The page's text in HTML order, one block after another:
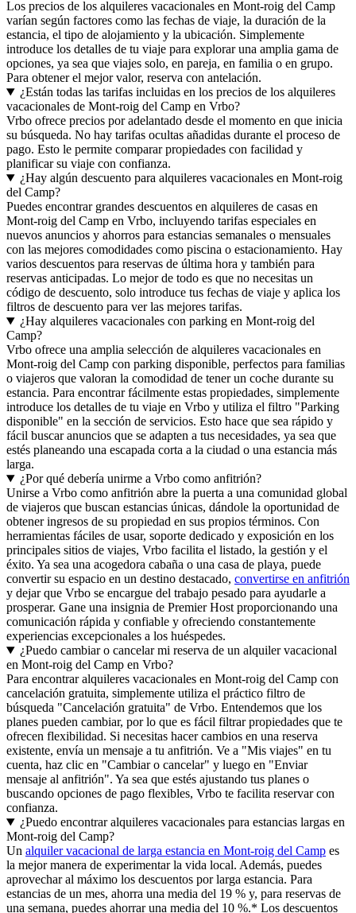
Los precios de los alquileres vacacionales en Mont-roig del Camp
varían según factores como las fechas de viaje, la duración de la
estancia, el tipo de alojamiento y la ubicación. Simplemente
introduce los detalles de tu viaje para explorar una amplia gama de
opciones, ya sea que viajes solo, en pareja, en familia o en grupo.
Para obtener el mejor valor, reserva con antelación.
¿Están todas las tarifas incluidas en los precios de los alquileres
vacacionales de Mont-roig del Camp en Vrbo?
Vrbo ofrece precios por adelantado desde el momento en que inicia
su búsqueda. No hay tarifas ocultas añadidas durante el proceso de
pago. Esto le permite comparar propiedades con facilidad y
planificar su viaje con confianza.
¿Hay algún descuento para alquileres vacacionales en Mont-roig
del Camp?
Puedes encontrar grandes descuentos en alquileres de casas en
Mont-roig del Camp en Vrbo, incluyendo tarifas especiales en
nuevos anuncios y ahorros para estancias semanales o mensuales
con las mejores comodidades como piscina o estacionamiento. Hay
varios descuentos para reservas de última hora y también para
reservas anticipadas. Lo mejor de todo es que no necesitas un
código de descuento, solo introduce tus fechas de viaje y aplica los
filtros de descuento para ver las mejores tarifas.
¿Hay alquileres vacacionales con parking en Mont-roig del
Camp?
Vrbo ofrece una amplia selección de alquileres vacacionales en
Mont-roig del Camp con parking disponible, perfectos para familias
o viajeros que valoran la comodidad de tener un coche durante su
estancia. Para encontrar fácilmente estas propiedades, simplemente
introduce los detalles de tu viaje en Vrbo y utiliza el filtro "Parking
disponible" en la sección de servicios. Esto hace que sea rápido y
fácil buscar anuncios que se adapten a tus necesidades, ya sea que
estés planeando una escapada corta a la ciudad o una estancia más
larga.
¿Por qué debería unirme a Vrbo como anfitrión?
Unirse a Vrbo como anfitrión abre la puerta a una comunidad global
de viajeros que buscan estancias únicas, dándole la oportunidad de
obtener ingresos de su propiedad en sus propios términos. Con
herramientas fáciles de usar, soporte dedicado y exposición en los
principales sitios de viajes, Vrbo facilita el listado, la gestión y el
éxito. Ya sea una acogedora cabaña o una casa de playa, puede
convertir su espacio en un destino destacado, convertirse en anfitrión
y dejar que Vrbo se encargue del trabajo pesado para ayudarle a
prosperar. Gane una insignia de Premier Host proporcionando una
comunicación rápida y confiable y ofreciendo constantemente
experiencias excepcionales a los huéspedes.
¿Puedo cambiar o cancelar mi reserva de un alquiler vacacional
en Mont-roig del Camp en Vrbo?
Para encontrar alquileres vacacionales en Mont-roig del Camp con
cancelación gratuita, simplemente utiliza el práctico filtro de
búsqueda "Cancelación gratuita" de Vrbo. Entendemos que los
planes pueden cambiar, por lo que es fácil filtrar propiedades que te
ofrecen flexibilidad. Si necesitas hacer cambios en una reserva
existente, envía un mensaje a tu anfitrión. Ve a "Mis viajes" en tu
cuenta, haz clic en "Cambiar o cancelar" y luego en "Enviar
mensaje al anfitrión". Ya sea que estés ajustando tus planes o
buscando opciones de pago flexibles, Vrbo te facilita reservar con
confianza.
¿Puedo encontrar alquileres vacacionales para estancias largas en
Mont-roig del Camp?
Un alquiler vacacional de larga estancia en Mont-roig del Camp es
la mejor manera de experimentar la vida local. Además, puedes
aprovechar al máximo los descuentos por larga estancia. Para
estancias de un mes, ahorra una media del 19 % y, para reservas de
una semana, puedes ahorrar una media del 10 %.* Los descuentos